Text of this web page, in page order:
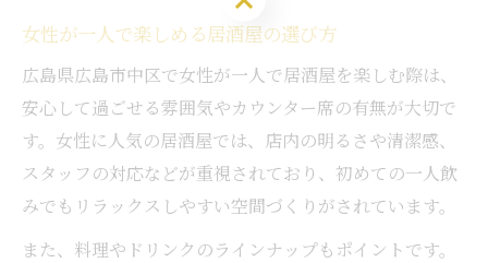
女性が一人で楽しめる居酒屋の選び方
広島県広島市中区で女性が一人で居酒屋を楽しむ際は、
安心して過ごせる雰囲気やカウンター席の有無が大切で
す。女性に人気の居酒屋では、店内の明るさや清潔感、
スタッフの対応などが重視されており、初めての一人飲
みでもリラックスしやすい空間づくりがされています。
また、料理やドリンクのラインナップもポイントです。